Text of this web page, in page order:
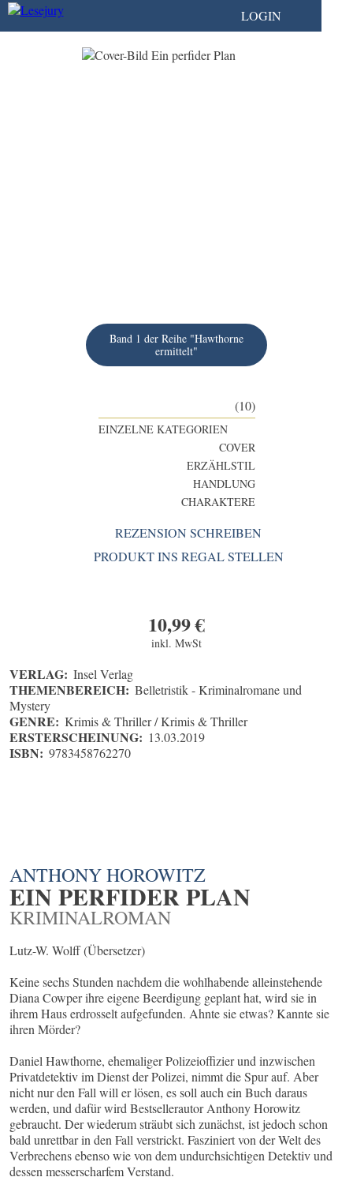
LOGIN
Band 1 der Reihe "Hawthorne
ermittelt"
(10)
EINZELNE KATEGORIEN
COVER
ERZÄHLSTIL
HANDLUNG
CHARAKTERE
REZENSION SCHREIBEN
PRODUKT INS REGAL STELLEN
10,99€
inkl. MwSt
VERLAG: Insel Verlag
THEMENBEREICH: Belletristik - Kriminalromane und
Mystery
GENRE: Krimis & Thriller / Krimis & Thriller
ERSTERSCHEINUNG: 13.03.2019
ISBN: 9783458762270
ANTHONY HOROWITZ
EIN PERFIDER PLAN
KRIMINALROMAN
Lutz-W. Wolff (Übersetzer)
Keine sechs Stunden nachdem die wohlhabende alleinstehende
Diana Cowper ihre eigene Beerdigung geplant hat, wird sie in
ihrem Haus erdrosselt aufgefunden. Ahnte sie etwas? Kannte sie
ihren Mörder?
Daniel Hawthorne, ehemaliger Polizeioffizier und inzwischen
Privatdetektiv im Dienst der Polizei, nimmt die Spur auf. Aber
nicht nur den Fall will er lösen, es soll auch ein Buch daraus
werden, und dafür wird Bestsellerautor Anthony Horowitz
gebraucht. Der wiederum sträubt sich zunächst, ist jedoch schon
bald unrettbar in den Fall verstrickt. Fasziniert von der Welt des
Verbrechens ebenso wie von dem undurchsichtigen Detektiv und
dessen messerscharfem Verstand.